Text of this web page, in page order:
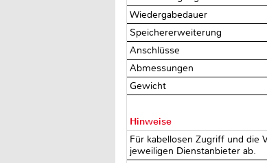
Wiedergabedauer
Speichererweiterung
Anschlüsse
Abmessungen
Gewicht
Hinweise
Für kabellosen Zugriff und die
jeweiligen Dienstanbieter ab.